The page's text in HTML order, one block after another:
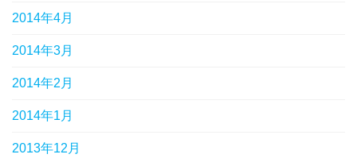
2014年4月
2014年3月
2014年2月
2014年1月
2013年12月